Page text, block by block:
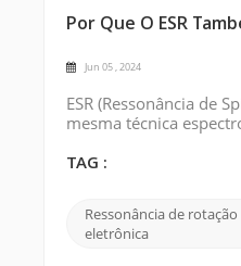
Por Que O ESR
Jun 05 , 2024
ESR (Ressonância de
mesma técnica
spin eletrônico . Foi
TAG :
Ressonância de rotação
eletrônica